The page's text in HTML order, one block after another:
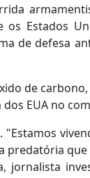
os Estados
de defesa
de
EUA no
predatória
jornalista